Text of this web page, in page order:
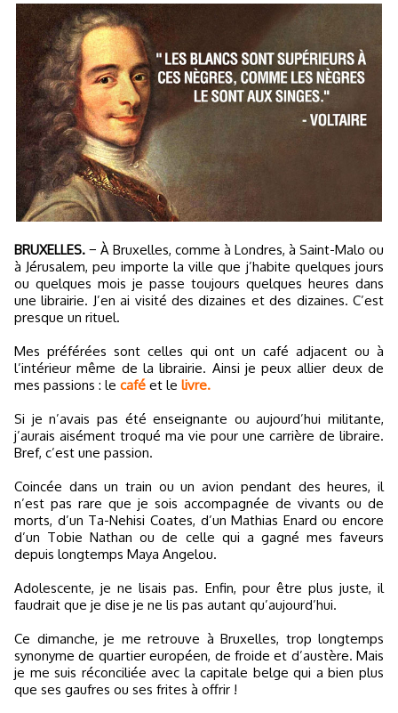
BRUXELLES. − À Bruxelles, comme à Londres, à Saint-Malo ou
à Jérusalem, peu importe la ville que j’habite quelques jours
ou quelques mois je passe toujours quelques heures dans
une librairie. J’en ai visité des dizaines et des dizaines. C’est
presque un rituel.
Mes préférées sont celles qui ont un café adjacent ou à
l’intérieur même de la librairie. Ainsi je peux allier deux de
mes passions : le café et le livre.
Si je n’avais pas été enseignante ou aujourd’hui militante,
j’aurais aisément troqué ma vie pour une carrière de libraire.
Bref, c’est une passion.
Coincée dans un train ou un avion pendant des heures, il
n’est pas rare que je sois accompagnée de vivants ou de
morts, d’un Ta-Nehisi Coates, d’un Mathias Enard ou encore
d’un Tobie Nathan ou de celle qui a gagné mes faveurs
depuis longtemps Maya Angelou.
Adolescente, je ne lisais pas. Enfin, pour être plus juste, il
faudrait que je dise je ne lis pas autant qu’aujourd’hui.
Ce dimanche, je me retrouve à Bruxelles, trop longtemps
synonyme de quartier européen, de froide et d’austère. Mais
je me suis réconciliée avec la capitale belge qui a bien plus
que ses gaufres ou ses frites à offrir !